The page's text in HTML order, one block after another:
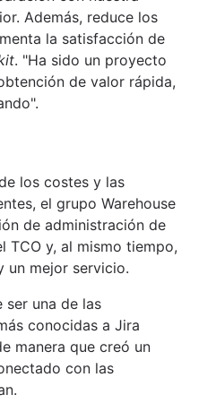
Además, reduce los
la satisfacción de
. "Ha sido un proyecto
de valor rápida,
los costes y las
el grupo Warehouse
de administración de
TCO y, al mismo tiempo,
un mejor servicio.
ser una de las
conocidas a Jira
manera que creó un
con las